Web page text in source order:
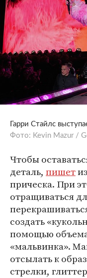
Гарри Стайлс
Фото: Kevin Mazur /
Чтобы
деталь, пишет
прическа. При
отращиваться
создать
помощью
«мальвинка».
отсылать к
стрелки,